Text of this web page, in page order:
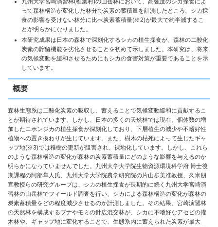
九州大学宮崎演習林(椎葉村)の山岳林において、高強度のシカ採食によ
って森林構造が変化した林分で炭素の蓄積量を計測したところ、シカ採
食の影響を受けない林分に比べ炭素蓄積量(※2)が最大で約半減するこ
とが明らかになりました。
本研究成果は日本の森林で深刻化するシカの植生採食が、森林の二酸化
炭素の貯留機能を劣化させることを初めて示しました。本研究は、将来
の気候変動を緩和させるためにもシカの食害対策が重要であることを示
しています。
概要
森林生態系は二酸化炭素の吸収し、蓄えることで気候変動緩和に貢献するこ
とが期待されています。しかし、日本の多くの天然林では現在、個体数の増
加したニホンジカの植生採食が深刻化しており、下層植生の減少や不嗜好性
植物への置き換わりが生じています。また、樹木の枯死によって生じたギャ
ップ地(※3)では稚樹の更新が阻害され、裸地化しています。しかし、これら
のような森林構造の変化が森林の炭素蓄積量にどのような影響を与えるのか
明らかになっていませんでした。九州大学大学院生物資源環境科学府 博士後
期課程の阿部隼人氏、九州大学大学院農学研究院の片山歩美准教授、久米朋
宣教授らの研究グループは、シカの植生採食が長期的に続く九州大学宮崎演
習林の山岳林でフィールド調査を行い、シカによる森林構造の変化が森林の
炭素蓄積量をどの程度減少させるのか計測しました。その結果、宮崎演習林
の天然林を構成するブナやモミの針広混交林が、シカに不嗜好なアセビの灌
木林や、ギャップ地に変化することで、生態系内に蓄えられた炭素が最大